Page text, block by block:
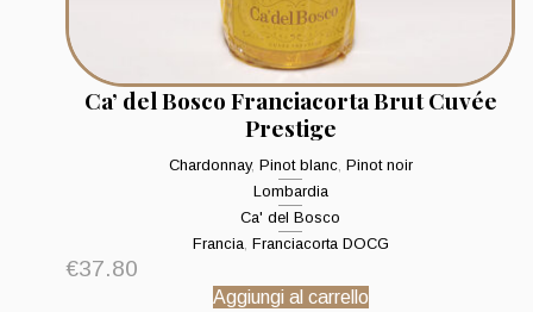
Ca’ del Bosco Franciacorta Brut Cuvée
Prestige
Chardonnay, Pinot blanc, Pinot noir
Lombardia
Ca' del Bosco
Francia, Franciacorta DOCG
€37.80
Aggiungi al carrello